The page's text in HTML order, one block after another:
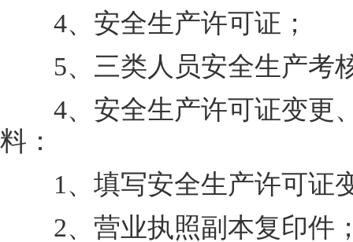
4、安全生产许可证；
5、三类人员安全生产考
4、安全生产许可证变更
料：
1、填写安全生产许可证
2、营业执照副本复印件